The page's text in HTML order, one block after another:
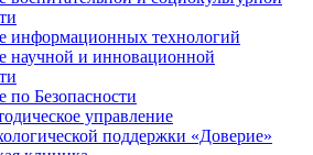
информационных технологий
научной и инновационной
по Безопасности
управление
поддержки «Доверие»